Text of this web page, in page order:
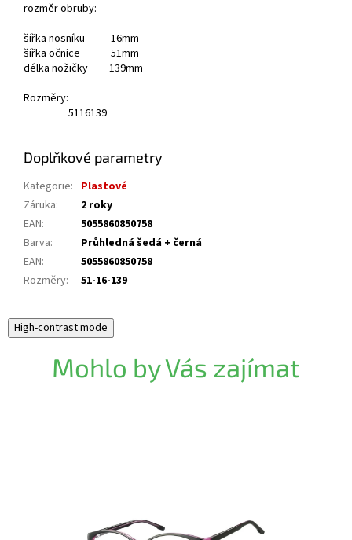
rozměr obruby:
šířka nosníku 16mm
šířka očnice 51mm
délka nožičky 139mm
Rozměry:
5116139
Doplňkové parametry
Kategorie: Plastové
Záruka:
2 roky
EAN:
5055860850758
Barva:
Průhledná šedá + černá
EAN:
5055860850758
Rozměry: 51-16-139
High-contrast mode
Mohlo by Vás zajímat